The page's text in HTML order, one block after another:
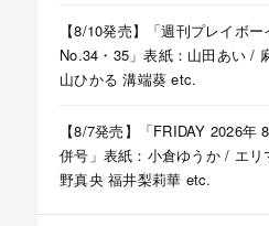
【8/10発売】「週刊プレイボ
No.34・35」表紙：山田あい /
山ひかる 溝端葵 etc.
【8/7発売】「FRIDAY 2026年
併号」表紙：小倉ゆうか / エリ
野真央 福井梨莉華 etc.